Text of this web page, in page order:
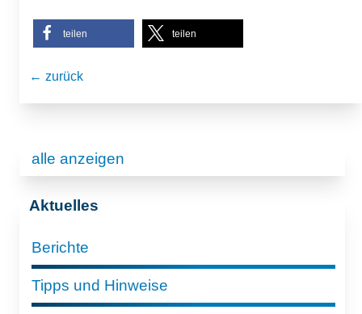
teilen teilen
← zurück
alle anzeigen
Aktuelles
Berichte
Tipps und Hinweise